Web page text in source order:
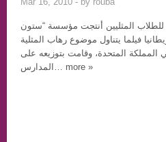
للطلاب المثليين أنتجت مؤسسة “ستون
فيلما يتناول موضوع رهاب المثلية
المملكة المتحدة، وقامت بتوزيعه على
المدارس… more »